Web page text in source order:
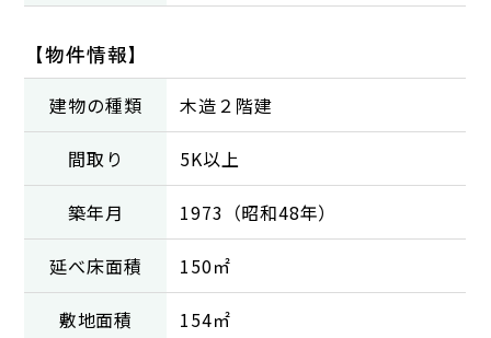
【物件情報】
建物の種類 木造２階建
間取り 5K以上
築年月 1973（昭和48年）
延べ床面積 150㎡
敷地面積 154㎡